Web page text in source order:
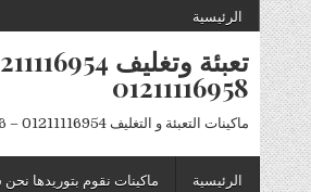
Skip to content
الرئيسية
01211116958
ماكينات التعبئة و التغليف 01211116954 – 01211116956 – 01211116958
الرئيسية ماكينات نقوم بتوريدها